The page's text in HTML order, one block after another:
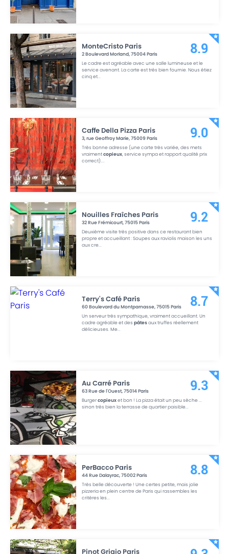
MonteCristo Paris
2 Boulevard Morland,75004Paris
Le cadre est agréable avec une salle lumineuse et le
service avenant. La carte est très bien fournie. Nous étiez
cinq et...
8.9
Caffe Della Pizza Paris
3, rue Geoffroy Marie,75009 Paris
Très bonne adresse (une carte très variée, des mets
vraimentcopieux, service sympa et rapport qualité prix
correct)....
9.0
Nouilles Fraîches Paris
32 Rue Frémicourt,75015Paris
Deuxième visite très positive dans ce restaurant bien
propre et accueillant : Soupes aux raviolis maison les uns
aux cre...
9.2
Terry's Café Paris
60 Boulevard du Montparnasse,75015Paris
Un serveur très sympathique, vraiment accueillant. Un
cadre agréable et despâtesaux truffes réellement
délicieuses. Me...
8.7
Au Carré Paris
63 Rue de l'Ouest,75014Paris
Burgercopieuxet bon ! La pizza était un peu sèche ...
sinon très bien la terrasse de quartier paisible...
9.3
PerBacco Paris
44 Rue Dalayrac,75002Paris
Très belle découverte ! Une certes petite, mais jolie
pizzeria en plein centre de Paris qui rassembles les
critères les...
8.8
Pinot Grigio Paris